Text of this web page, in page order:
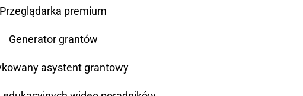
Przeglądarka premium
Generator grantów
asystent grantowy